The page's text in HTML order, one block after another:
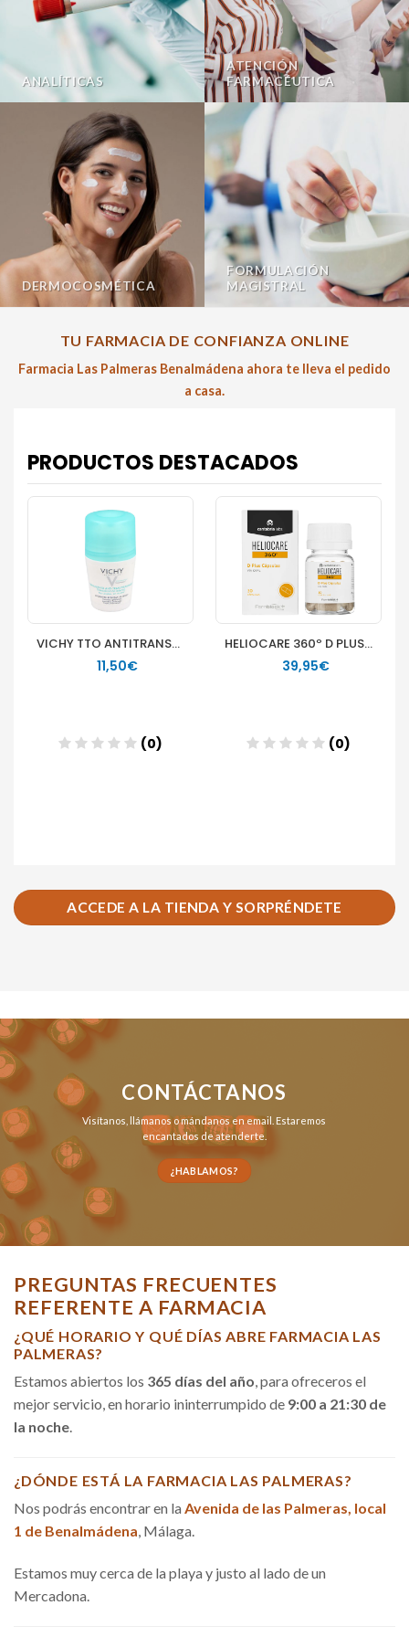
ANALÍTICAS
ATENCIÓN
FARMACÉUTICA
DERMOCOSMÉTICA
FORMULACIÓN
MAGISTRAL
TU FARMACIA DE CONFIANZA ONLINE
Farmacia Las Palmeras Benalmádena ahora te lleva el pedido
a casa.
ACCEDE A LA TIENDA Y SORPRÉNDETE
CONTÁCTANOS
Visítanos, llámanosomándanos en email . Estaremos
encantados de atenderte.
¿HABLAMOS?
PREGUNTAS FRECUENTES
REFERENTE A FARMACIA
¿QUÉ HORARIO Y QUÉ DÍAS ABRE FARMACIA LAS
PALMERAS?
Estamos abiertos los 365 días del año, para ofreceros el
mejor servicio, en horario ininterrumpido de 9:00 a 21:30 de
la noche.
¿DÓNDE ESTÁ LA FARMACIA LAS PALMERAS?
Nos podrás encontrar en la Avenida de las Palmeras, local
1 de Benalmádena, Málaga.
Estamos muy cerca de la playa y justo al lado de un
Mercadona.